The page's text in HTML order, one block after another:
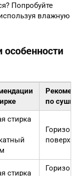
Попробуйте
влажную
по сушке
стирка
стирка